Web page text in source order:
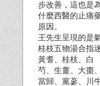
步改善，這也是
什麼西醫的止痛
原因。
王先生呈現的是
桂枝五物湯合指
黃耆、桂枝、白
芍、生薑、大棗
當歸、黨蔘、川